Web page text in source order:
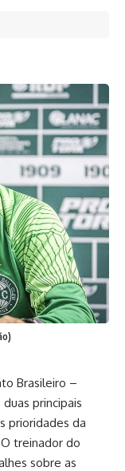
Brasileiro –
principais
prioridades da
treinador do
sobre as